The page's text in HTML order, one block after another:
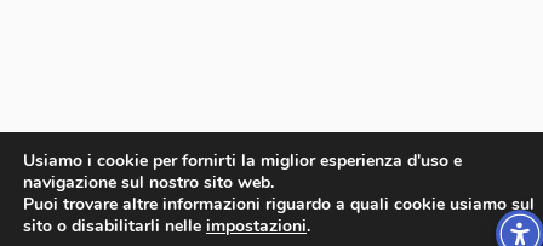
Usiamo i cookie per fornirti la miglior esperienza d'uso e
navigazione sul nostro sito web.
Puoi trovare altre informazioni riguardo a quali cookie usiamo sul
sito o disabilitarli nelle impostazioni.